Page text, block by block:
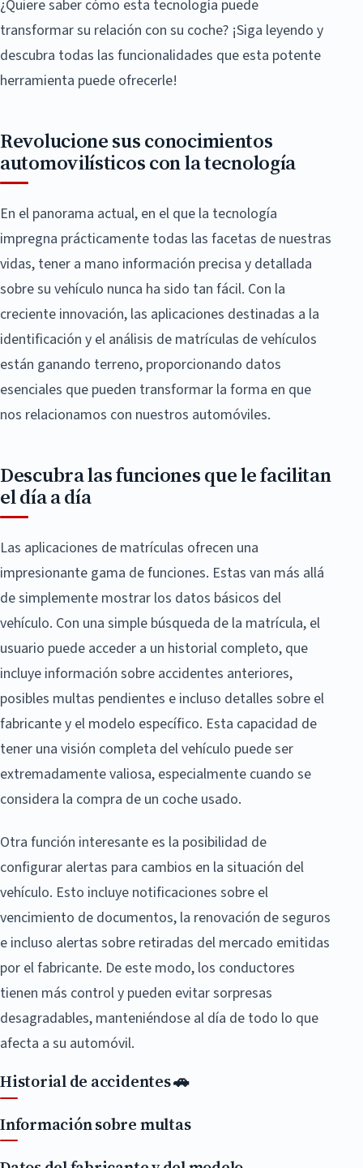
¿Quiere saber cómo esta tecnología puede
transformar su relación con su coche? ¡Siga leyendo y
descubra todas las funcionalidades que esta potente
herramienta puede ofrecerle!
Revolucione sus conocimientos
automovilísticos con la tecnología
En el panorama actual, en el que la tecnología
impregna prácticamente todas las facetas de nuestras
vidas, tener a mano información precisa y detallada
sobre su vehículo nunca ha sido tan fácil. Con la
creciente innovación, las aplicaciones destinadas a la
identificación y el análisis de matrículas de vehículos
están ganando terreno, proporcionando datos
esenciales que pueden transformar la forma en que
nos relacionamos con nuestros automóviles.
Descubra las funciones que le facilitan
el día a día
Las aplicaciones de matrículas ofrecen una
impresionante gama de funciones. Estas van más allá
de simplemente mostrar los datos básicos del
vehículo. Con una simple búsqueda de la matrícula, el
usuario puede acceder a un historial completo, que
incluye información sobre accidentes anteriores,
posibles multas pendientes e incluso detalles sobre el
fabricante y el modelo específico. Esta capacidad de
tener una visión completa del vehículo puede ser
extremadamente valiosa, especialmente cuando se
considera la compra de un coche usado.
Otra función interesante es la posibilidad de
configurar alertas para cambios en la situación del
vehículo. Esto incluye notificaciones sobre el
vencimiento de documentos, la renovación de seguros
e incluso alertas sobre retiradas del mercado emitidas
por el fabricante. De este modo, los conductores
tienen más control y pueden evitar sorpresas
desagradables, manteniéndose al día de todo lo que
afecta a su automóvil.
Historial de accidentes 🚗
Información sobre multas